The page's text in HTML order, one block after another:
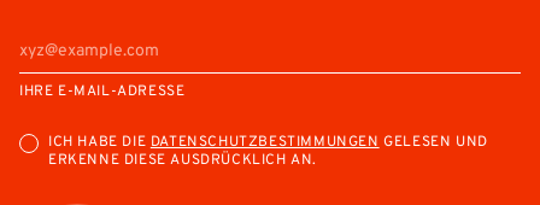
IHRE E-MAIL-ADRESSE
ICH HABE DIEDATENSCHUTZBESTIMMUNGENGELESEN UND
ERKENNE DIESE AUSDRÜCKLICH AN.